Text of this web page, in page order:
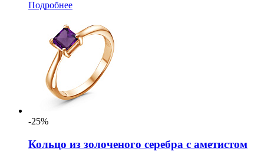
Подробнее
-25%
Кольцо из золоченого серебра с аметистом